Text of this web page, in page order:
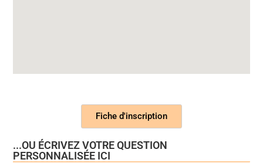
Fiche d'inscription
...OU ÉCRIVEZ VOTRE QUESTION
PERSONNALISÉE ICI